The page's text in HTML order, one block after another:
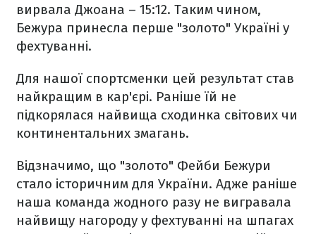
вирвала Джоана – 15:12. Таким чином,
Бежура принесла перше "золото" Україні у
фехтуванні.
Для нашої спортсменки цей результат став
найкращим в кар'єрі. Раніше їй не
підкорялася найвища сходинка світових чи
континентальних змагань.
Відзначимо, що "золото" Фейби Бежури
стало історичним для України. Адже раніше
наша команда жодного разу не вигравала
найвищу нагороду у фехтуванні на шпагах